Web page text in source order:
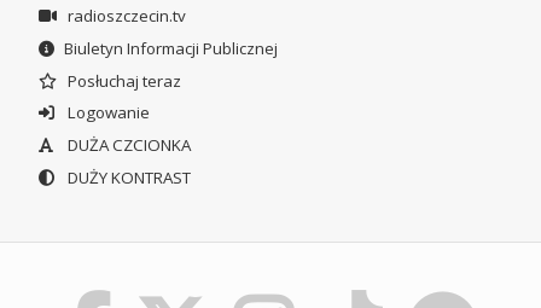
radioszczecin.tv
Biuletyn Informacji Publicznej
Posłuchaj teraz
Logowanie
DUŻA CZCIONKA
DUŻY KONTRAST